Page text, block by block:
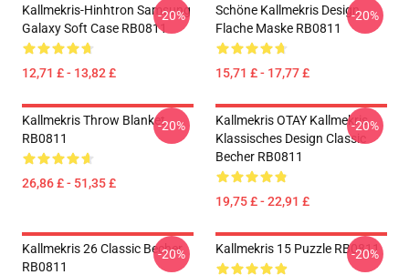
Kallmekris-Hinhtron Samsung
Galaxy Soft Case RB0811
12,71 £ - 13,82 £
-20%
Schöne Kallmekris Design
Flache Maske RB0811
15,71 £ - 17,77 £
-20%
Kallmekris Throw Blanket
RB0811
26,86 £ - 51,35 £
-20%
Kallmekris OTAY Kallmekris
Klassisches Design Classic
Becher RB0811
19,75 £ - 22,91 £
-20%
Kallmekris 26 Classic Becher
RB0811
-20% Kallmekris 15 Puzzle RB0811
-20%